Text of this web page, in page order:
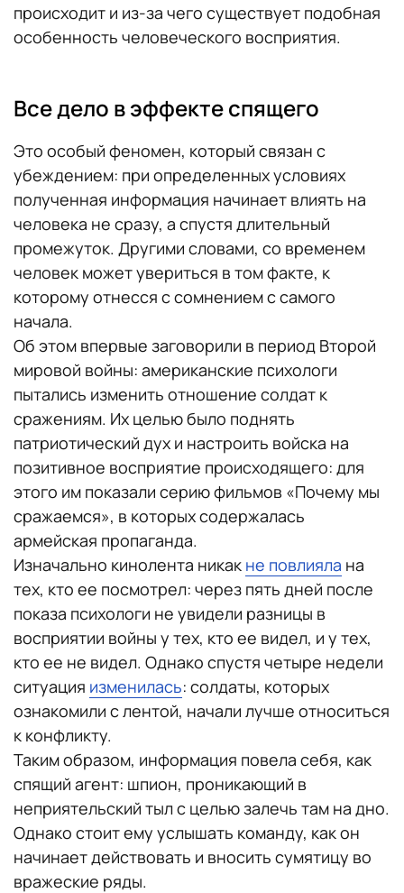
происходит и из-за чего существует подобная
особенность человеческого восприятия.
Все дело в эффекте спящего
Это особый феномен, который связан с
убеждением: при определенных условиях
полученная информация начинает влиять на
человека не сразу, а спустя длительный
промежуток. Другими словами, со временем
человек может увериться в том факте, к
которому отнесся с сомнением с самого
начала.
Об этом впервые заговорили в период Второй
мировой войны: американские психологи
пытались изменить отношение солдат к
сражениям. Их целью было поднять
патриотический дух и настроить войска на
позитивное восприятие происходящего: для
этого им показали серию фильмов «Почему мы
сражаемся», в которых содержалась
армейская пропаганда.
Изначально кинолента никак не повлияла на
тех, кто ее посмотрел: через пять дней после
показа психологи не увидели разницы в
восприятии войны у тех, кто ее видел, и у тех,
кто ее не видел. Однако спустя четыре недели
ситуация изменилась: солдаты, которых
ознакомили с лентой, начали лучше относиться
к конфликту.
Таким образом, информация повела себя, как
спящий агент: шпион, проникающий в
неприятельский тыл с целью залечь там на дно.
Однако стоит ему услышать команду, как он
начинает действовать и вносить сумятицу во
вражеские ряды.